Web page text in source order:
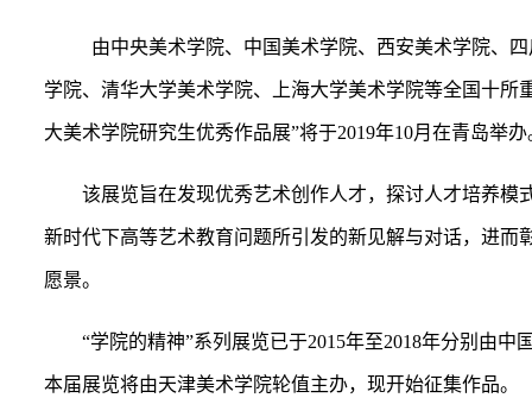
由中央美术学院、中国美术学院、西安美术学院、
学院、清华大学美术学院、上海大学美术学院等全国十所
大美术学院研究生优秀作品展”将于2019年10月在青岛举办
该展览旨在发现优秀艺术创作人才，探讨人才培养
新时代下高等艺术教育问题所引发的新见解与对话，进
愿景。
“学院的精神”系列展览已于2015年至2018年分别由中
本届展览将由天津美术学院轮值主办，现开始征集作品。